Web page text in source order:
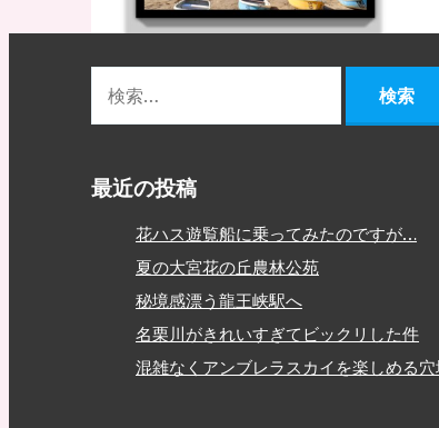
最近の投稿
花ハス遊覧船に乗ってみたのですが…
夏の大宮花の丘農林公苑
秘境感漂う龍王峡駅へ
名栗川がきれいすぎてビックリした件
混雑なくアンブレラスカイを楽しめる